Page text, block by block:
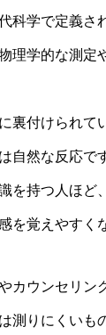
科学で定義さ
理学的な測定
裏付けられて
自然な反応で
を持つ人ほど
を覚えやすく
カウンセリン
測りにくいも